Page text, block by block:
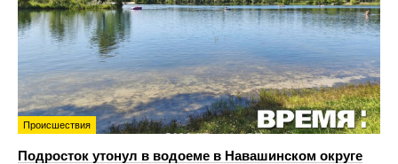
Происшествия
Подросток утонул в водоеме в Навашинском округе